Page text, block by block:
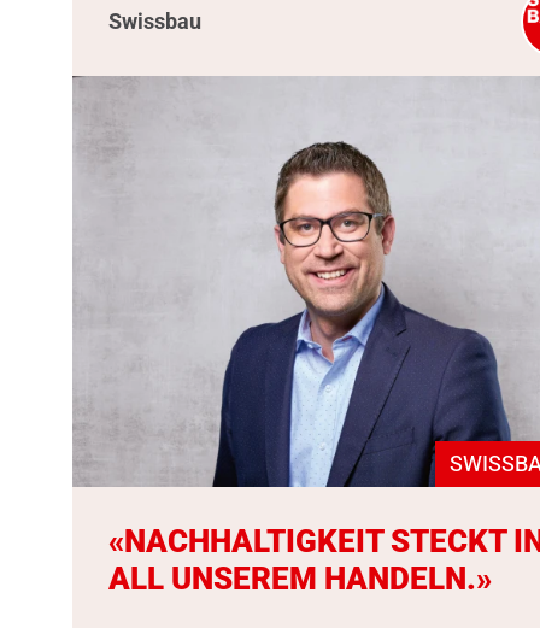
Swissbau
«NACHHALTIGKEIT STECKT
ALL UNSEREM HANDELN.»